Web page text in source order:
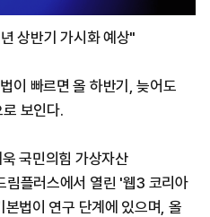
상반기 가시화 예상"
이 빠르면 올 하반기, 늦어도
보인다.
국민의힘 가상자산
림플러스에서 열린 '웹3 코리아
법이 연구 단계에 있으며, 올